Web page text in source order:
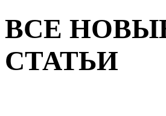
ВСЕ
СТАТЬИ